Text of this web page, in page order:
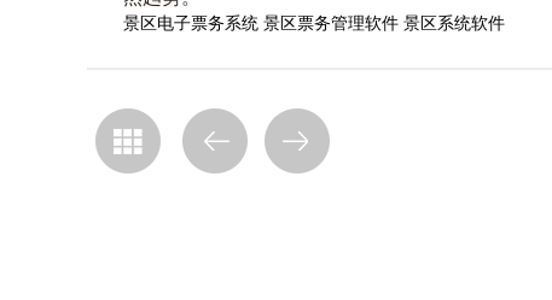
景区电子票务系统 景区票务管理软件 景区系统软件